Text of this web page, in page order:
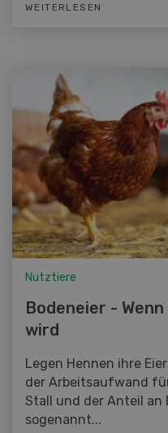
WEITERLESEN
Nutztiere
Bodeneier -
wird
Legen Hennen ihre
der Arbeitsaufwand
Stall und der Anteil an
sogenannt...